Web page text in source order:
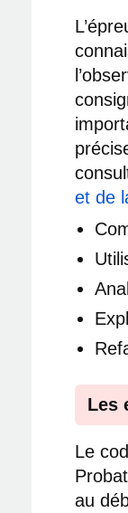
et de
Les
Le
au